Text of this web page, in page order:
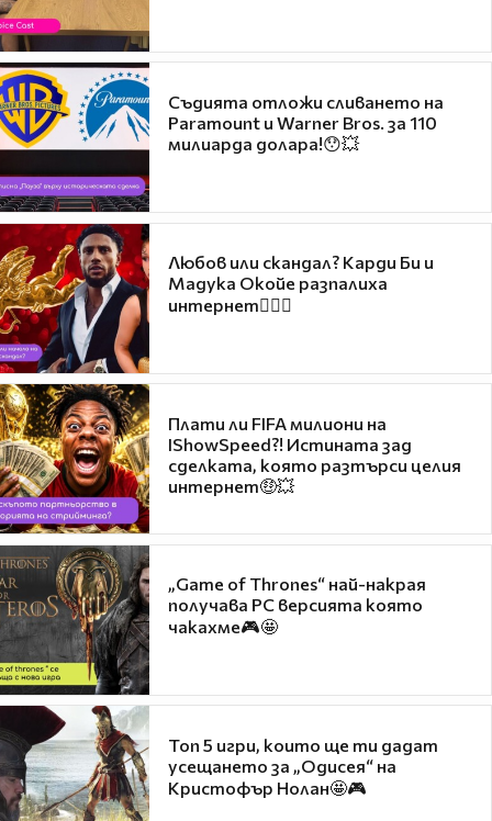
Съдията отложи сливането на
Paramount и Warner Bros. за 110
милиарда долара!😯💥
Любов или скандал? Карди Би и
Мадука Окойе разпалиха
интернет❤️‍🔥🔥
Плати ли FIFA милиони на
IShowSpeed?! Истината зад
сделката, която разтърси целия
интернет🤑💥
„Game of Thrones“ най-накрая
получава PC версията която
чакахме🎮🤩
Топ 5 игри, които ще ти дадат
усещането за „Одисея“ на
Кристофър Нолан🤩🎮